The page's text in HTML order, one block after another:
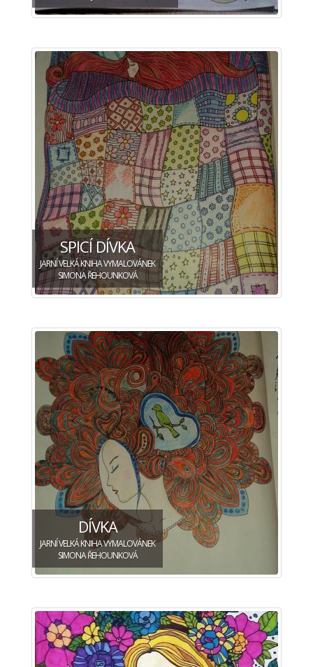
SPICÍ DÍVKA
JARNÍ VELKÁ KNIHA VYMALOVÁNEK
SIMONA ŘEHOUNKOVÁ
DÍVKA
JARNÍ VELKÁ KNIHA VYMALOVÁNEK
SIMONA ŘEHOUNKOVÁ